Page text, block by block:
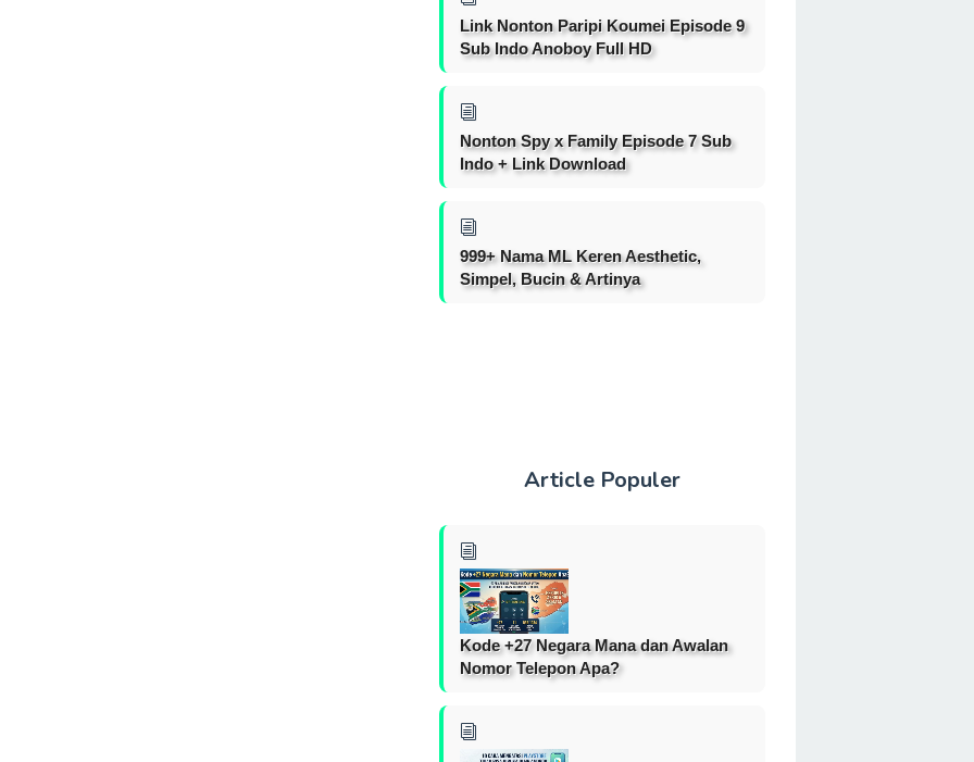
Link Nonton Paripi Koumei Episode 9
Sub Indo Anoboy Full HD
Nonton Spy x Family Episode 7 Sub
Indo + Link Download
999+ Nama ML Keren Aesthetic,
Simpel, Bucin & Artinya
Article Populer
Kode +27 Negara Mana dan Awalan
Nomor Telepon Apa?